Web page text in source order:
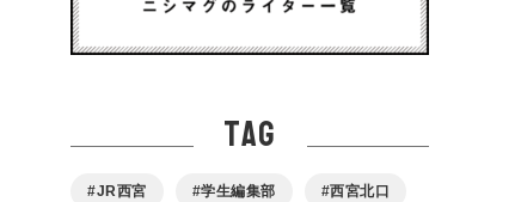
tag
JR西宮 学生編集部 西宮北口